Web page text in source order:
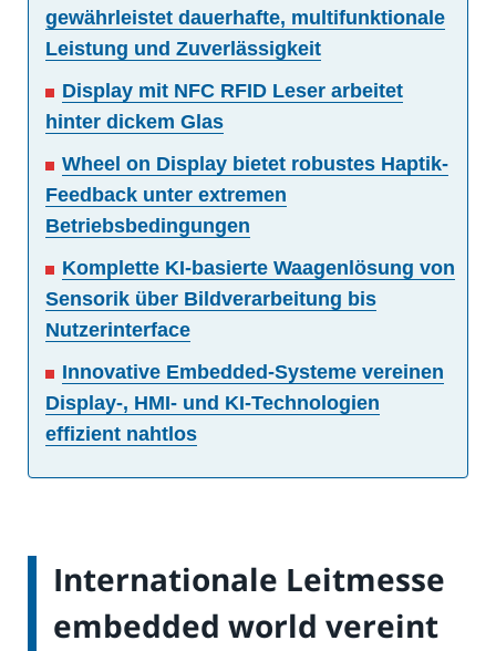
gewährleistet dauerhafte, multifunktionale
Leistung und Zuverlässigkeit
Display mit NFC RFID Leser arbeitet
hinter dickem Glas
Wheel on Display bietet robustes Haptik-
Feedback unter extremen
Betriebsbedingungen
Komplette KI-basierte Waagenlösung von
Sensorik über Bildverarbeitung bis
Nutzerinterface
Innovative Embedded-Systeme vereinen
Display-, HMI- und KI-Technologien
effizient nahtlos
Internationale Leitmesse
embedded world vereint